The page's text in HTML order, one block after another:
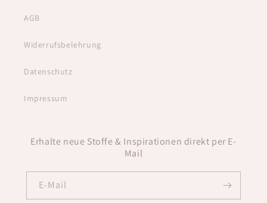
AGB
Widerrufsbelehrung
Datenschutz
Impressum
Erhalte neue Stoffe & Inspirationen direkt per E-
Mail
E-Mail